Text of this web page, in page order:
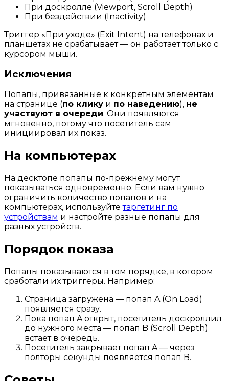
При доскролле (Viewport, Scroll Depth)
При бездействии (Inactivity)
Триггер «При уходе» (Exit Intent) на телефонах и
планшетах не срабатывает — он работает только с
курсором мыши.
Исключения
Попапы, привязанные к конкретным элементам
на странице (по клику и по наведению), не
участвуют в очереди. Они появляются
мгновенно, потому что посетитель сам
инициировал их показ.
На компьютерах
На десктопе попапы по-прежнему могут
показываться одновременно. Если вам нужно
ограничить количество попапов и на
компьютерах, используйтетаргетинг по
устройствам и настройте разные попапы для
разных устройств.
Порядок показа
Попапы показываются в том порядке, в котором
сработали их триггеры. Например:
Страница загружена — попап A (On Load)
появляется сразу.
Пока попап A открыт, посетитель доскроллил
до нужного места — попап B (Scroll Depth)
встаёт в очередь.
Посетитель закрывает попап A — через
полторы секунды появляется попап B.